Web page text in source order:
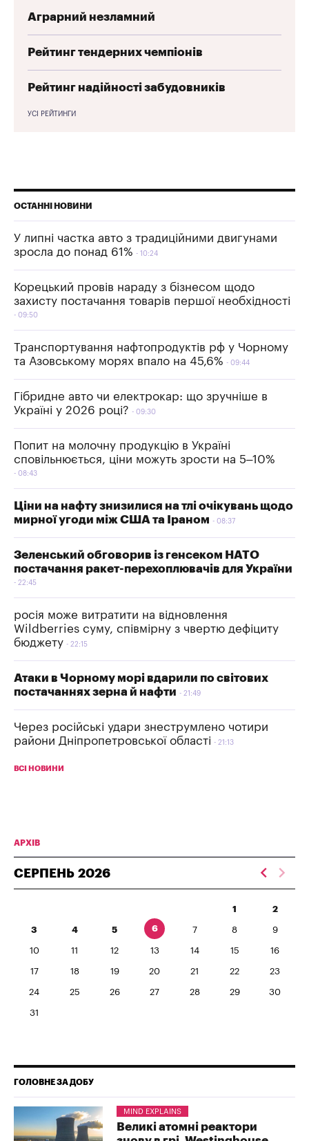
Аграрний незламний
Рейтинг тендерних чемпіонів
Рейтинг надійності забудовників
УСІ РЕЙТИНГИ
ОСТАННІ НОВИНИ
У липні частка авто з традиційними двигунами
зросла до понад 61%
10:24
Корецький провів нараду з бізнесом щодо
захисту постачання товарів першої необхідності
09:50
Транспортування нафтопродуктів рф у Чорному
та Азовському морях впало на 45,6%
09:44
Гібридне авто чи електрокар: що зручніше в
Україні у 2026 році?
09:30
Попит на молочну продукцію в Україні
сповільнюється, ціни можуть зрости на 5–10%
08:43
Ціни на нафту знизилися на тлі очікувань щодо
мирної угоди між США та Іраном
08:37
Зеленський обговорив із генсеком НАТО
постачання ракет-перехоплювачів для України
22:45
росія може витратити на відновлення
Wildberries суму, співмірну з чвертю дефіциту
бюджету
22:15
Атаки в Чорному морі вдарили по світових
постачаннях зерна й нафти
21:49
Через російські удари знеструмлено чотири
райони Дніпропетровської області
21:13
ВСІ НОВИНИ
АРХІВ
СЕРПЕНЬ 2026
1 2
3 4 5 6 7 8 9
10 11 12 13 14 15 16
17 18 19 20 21 22 23
24 25 26 27 28 29 30
31
ГОЛОВНЕ ЗА ДОБУ
MIND EXPLAINS
Великі атомні реактори